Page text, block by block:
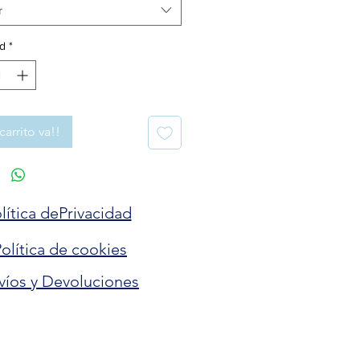
*
carrito va!!
dePrivacidad
de cookies
y Devoluciones